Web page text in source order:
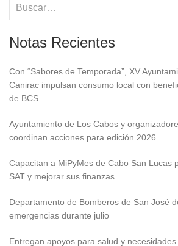
Notas Recientes
Con “Sabores de Temporada”, XV
Canirac impulsan consumo local con
de BCS
Ayuntamiento de Los Cabos y
coordinan acciones para edición 2026
Capacitan a MiPyMes de Cabo San Lucas
SAT y mejorar sus finanzas
Departamento de Bomberos de San José
emergencias durante julio
Entregan apoyos para salud y